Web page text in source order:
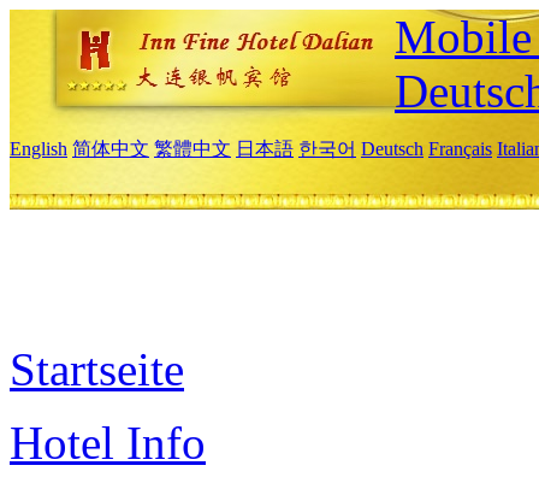
English 简体中文 繁體中文 日本語 한국어 Deutsch Français
Startseite
Hotel Info